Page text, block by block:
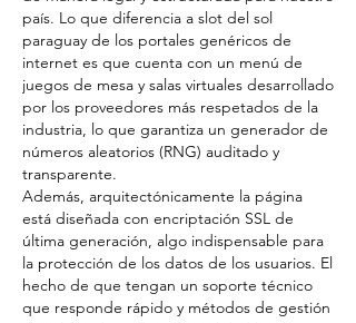
país. Lo que diferencia a slot del sol
paraguay de los portales genéricos de
internet es que cuenta con un menú de
juegos de mesa y salas virtuales desarrollado
por los proveedores más respetados de la
industria, lo que garantiza un generador de
números aleatorios (RNG) auditado y
transparente.
Además, arquitectónicamente la página
está diseñada con encriptación SSL de
última generación, algo indispensable para
la protección de los datos de los usuarios. El
hecho de que tengan un soporte técnico
que responde rápido y métodos de gestión